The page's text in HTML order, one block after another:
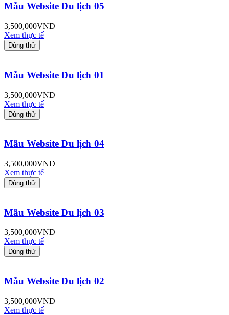
Mẫu Website Du lịch 05
3,500,000VND
Xem thực tế
Dùng thử
Mẫu Website Du lịch 01
3,500,000VND
Xem thực tế
Dùng thử
Mẫu Website Du lịch 04
3,500,000VND
Xem thực tế
Dùng thử
Mẫu Website Du lịch 03
3,500,000VND
Xem thực tế
Dùng thử
Mẫu Website Du lịch 02
3,500,000VND
Xem thực tế